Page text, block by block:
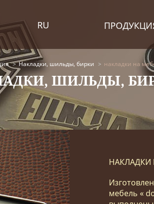
RU
Накладки, шильды, бирки накладки на
ШИЛЬДЫ,
НАКЛАДКИ
мебель «